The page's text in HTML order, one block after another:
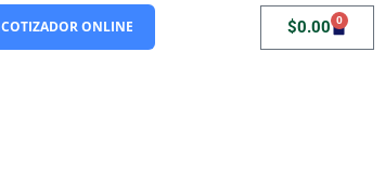
COTIZADOR ONLINE $0.00 0